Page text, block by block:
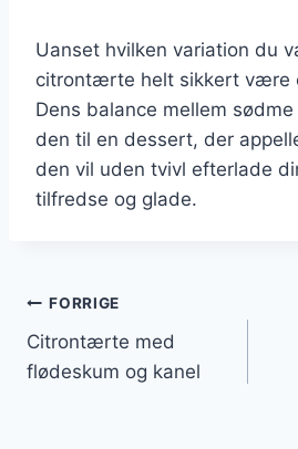
Uanset hvilken variation du
citrontærte helt sikkert være
Dens balance mellem
den til en dessert, der
den vil uden tvivl efterlade
tilfredse og glade.
Indlægsnavigation
FORRIGE
Citrontærte med
flødeskum og kanel